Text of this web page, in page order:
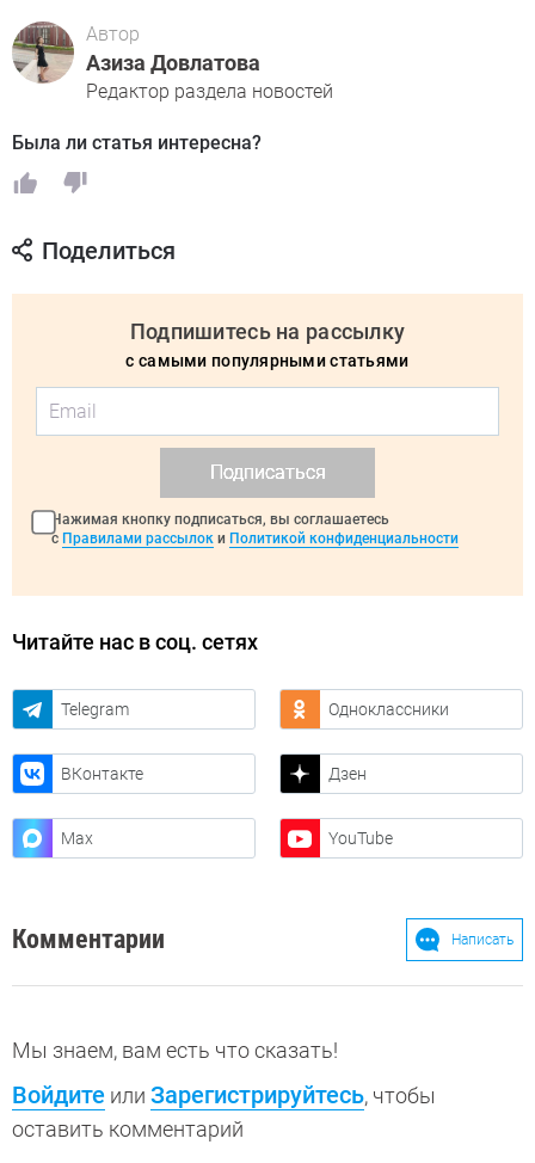
Автор
Азиза Довлатова
Редактор раздела новостей
Была ли статья интересна?
Поделиться
Подпишитесь на рассылку
с самыми популярными статьями
Подписаться
Нажимая кнопку подписаться, вы соглашаетесь
с Правилами рассылок и Политикой конфиденциальности
Читайте нас в соц. сетях
Telegram Одноклассники
ВКонтакте Дзен
Max YouTube
Комментарии Написать
Мы знаем, вам есть что сказать!
Войдите или Зарегистрируйтесь, чтобы
оставить комментарий